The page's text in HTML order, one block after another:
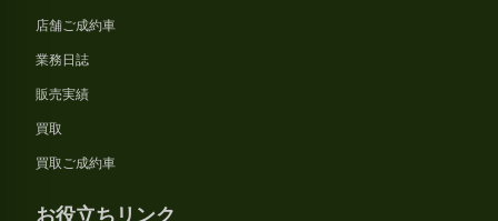
店舗ご成約車
業務日誌
販売実績
買取
買取ご成約車
お役立ちリンク